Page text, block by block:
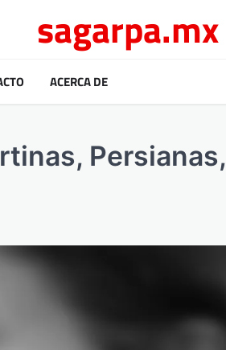
sagarpa.mx
ACERCA DE
Persianas,